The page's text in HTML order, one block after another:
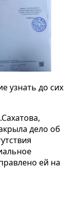
узнать до сих
дело об
ей на